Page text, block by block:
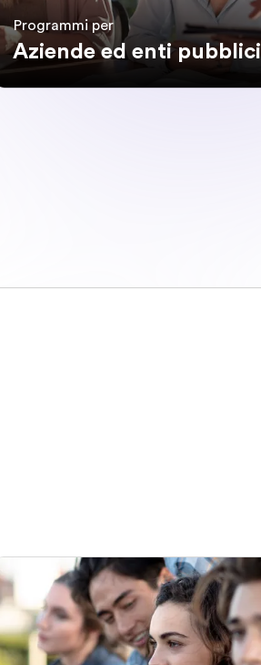
Programmi per
Aziende ed enti pubblici